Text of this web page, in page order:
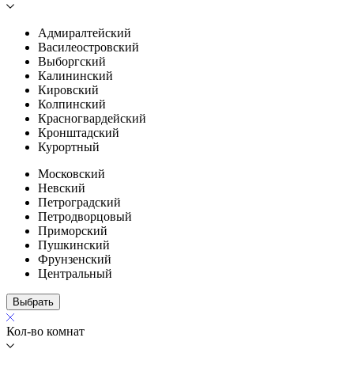
Адмиралтейский
Василеостровский
Выборгский
Калининский
Кировский
Колпинский
Красногвардейский
Кронштадский
Курортный
Московский
Невский
Петроградский
Петродворцовый
Приморский
Пушкинский
Фрунзенский
Центральный
Выбрать
Кол-во комнат